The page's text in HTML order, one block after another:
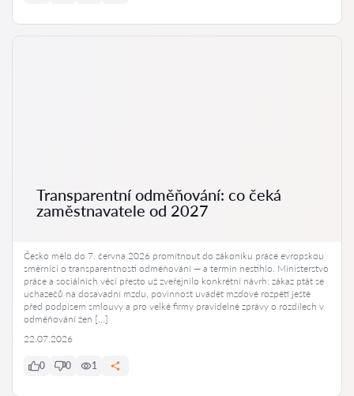
Transparentní odměňování: co čeká
zaměstnavatele od 2027
Česko mělo do 7. června 2026 promítnout do zákoníku práce evropskou
směrnici o transparentnosti odměňování — a termín nestihlo. Ministerstvo
práce a sociálních věcí přesto už zveřejnilo konkrétní návrh: zákaz ptát se
uchazečů na dosavadní mzdu, povinnost uvádět mzdové rozpětí ještě
před podpisem smlouvy a pro velké firmy pravidelné zprávy o rozdílech v
odměňování žen […]
22.07.2026
0 0 1